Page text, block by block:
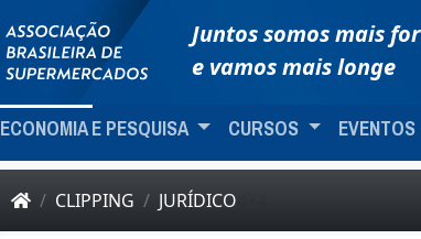
Juntos somos mais
e vamos mais longe
ECONOMIA E PESQUISA CURSOS EVENTOS
CLIPPING JURÍDICO